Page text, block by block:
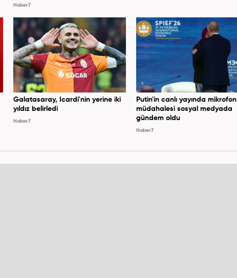
Haber7
Galatasaray, Icardi'nin yerine iki
yıldız belirledi
Haber7
Putin'in canlı yayında mikrofon
müdahalesi sosyal medyada
gündem oldu
Haber7